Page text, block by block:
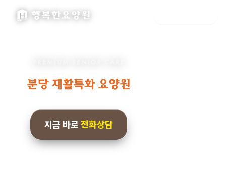
지금 바로 전화상담